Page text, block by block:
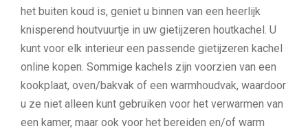
het buiten koud is, geniet u binnen van een heerlijk
knisperend houtvuurtje in uw gietijzeren houtkachel. U
kunt voor elk interieur een passende gietijzeren kachel
online kopen. Sommige kachels zijn voorzien van een
kookplaat, oven/bakvak of een warmhoudvak, waardoor
u ze niet alleen kunt gebruiken voor het verwarmen van
een kamer, maar ook voor het bereiden en/of warm